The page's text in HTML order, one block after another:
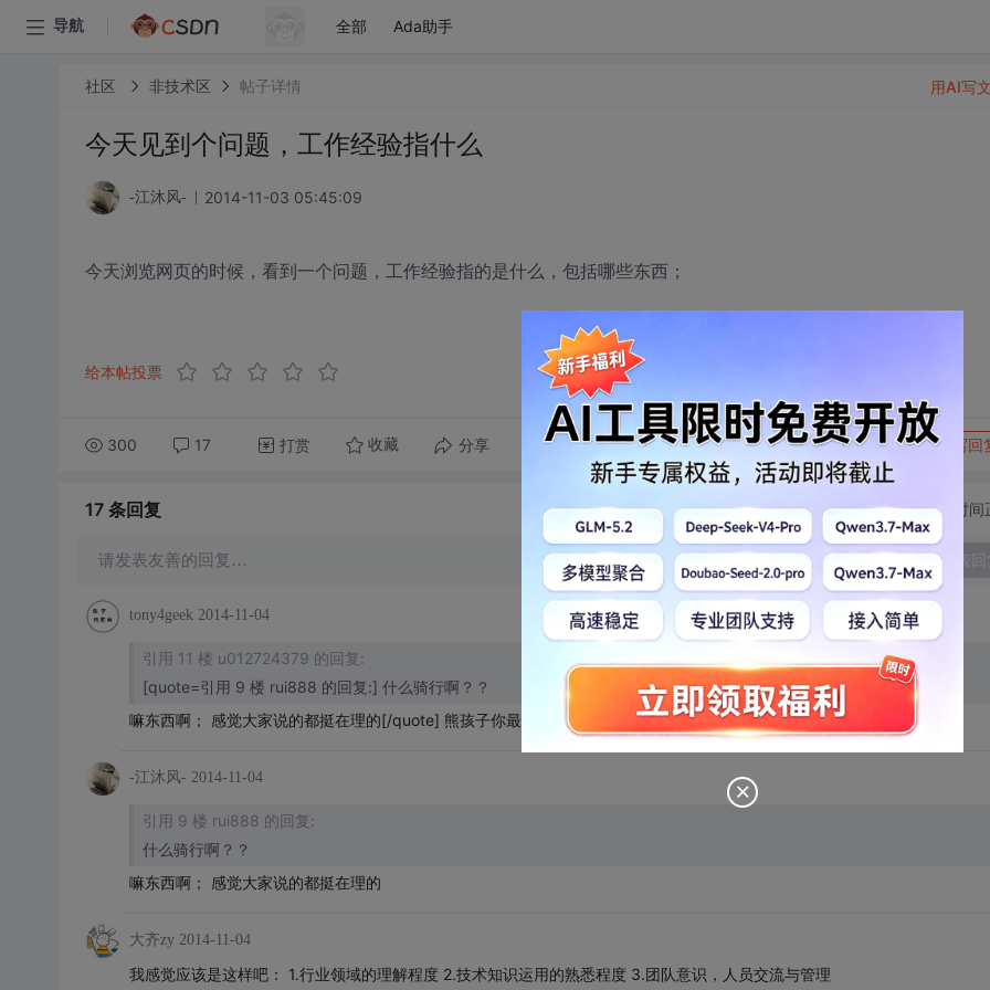
导航 全部 Ada助手
社区 非技术区 帖子详情
今天见到个问题，工作经验指什么
-江沐风- 2014-11-03 05:45:09
今天浏览网页的时候，看到一个问题，工作经验指的是什么，包括哪些东西；
给本帖投票
300 17 打赏 收藏 分享 转发到动态 举报 写回
用AI写
17 条回复 切换为时间
请发表友善的回复… 发表回
tony4geek 2014-11-04
引用 11 楼 u012724379 的回复:
[quote=引用 9 楼 rui888 的回复:] 什么骑行啊？？
嘛东西啊； 感觉大家说的都挺在理的[/quote] 熊孩子你最近找个几个女朋友
-江沐风- 2014-11-04
引用 9 楼 rui888 的回复:
什么骑行啊？？
嘛东西啊； 感觉大家说的都挺在理的
大齐zy 2014-11-04
我感觉应该是这样吧： 1.行业领域的理解程度 2.技术知识运用的熟悉程度 3.团队意识，人员交流与管理